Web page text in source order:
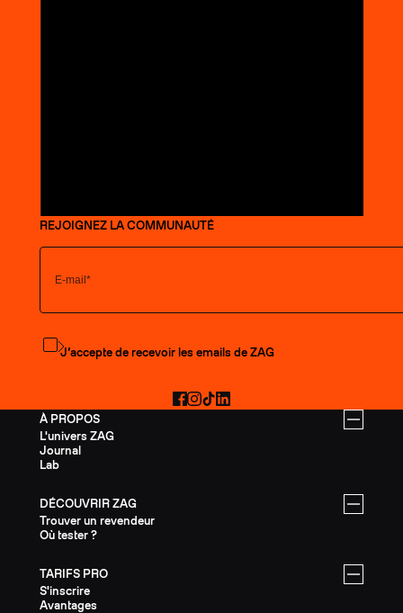
À PROPOS
L'univers ZAG
Journal
Lab
DÉCOUVRIR ZAG
Trouver un revendeur
Où tester ?
TARIFS PRO
S'inscrire
Avantages
REJOIGNEZ LA COMMUNAUTÉ
S'abonner à la newsletter
J’accepte de recevoir les emails de ZAG
Facebook
Instagram
TikTokLinkedIn